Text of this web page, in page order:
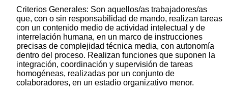
Criterios Generales: Son aquellos/as trabajadores/as
que, con o sin responsabilidad de mando, realizan tareas
con un contenido medio de actividad intelectual y de
interrelación humana, en un marco de instrucciones
precisas de complejidad técnica media, con autonomía
dentro del proceso. Realizan funciones que suponen la
integración, coordinación y supervisión de tareas
homogéneas, realizadas por un conjunto de
colaboradores, en un estadio organizativo menor.